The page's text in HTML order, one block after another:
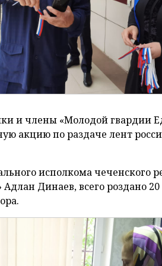
и члены «Молодой гвардии
акцию по раздаче лент
исполкома чеченского
Динаев, всего роздано